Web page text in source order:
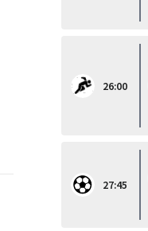
26:00
27:45